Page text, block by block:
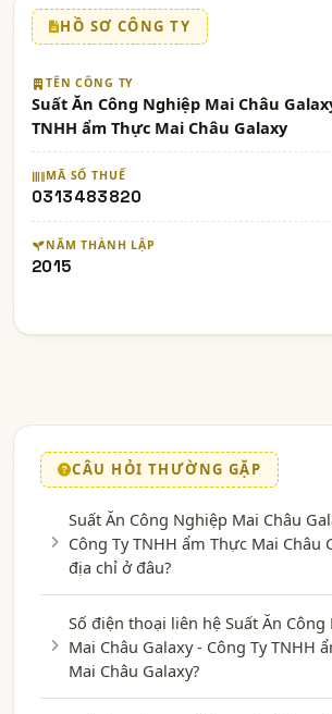
HỒ SƠ CÔNG TY
TÊN CÔNG TY
Suất Ăn Công Nghiệp Mai Châu
TNHH ẩm Thực Mai Châu Galaxy
MÃ SỐ THUẾ
0313483820
NĂM THÀNH LẬP
2015
CÂU HỎI THƯỜNG GẶP
Suất Ăn Công Nghiệp Mai Châu
Công Ty TNHH ẩm Thực Mai Châu
địa chỉ ở đâu?
Số điện thoại liên hệ Suất Ăn Công
Mai Châu Galaxy - Công Ty TNHH
Mai Châu Galaxy?